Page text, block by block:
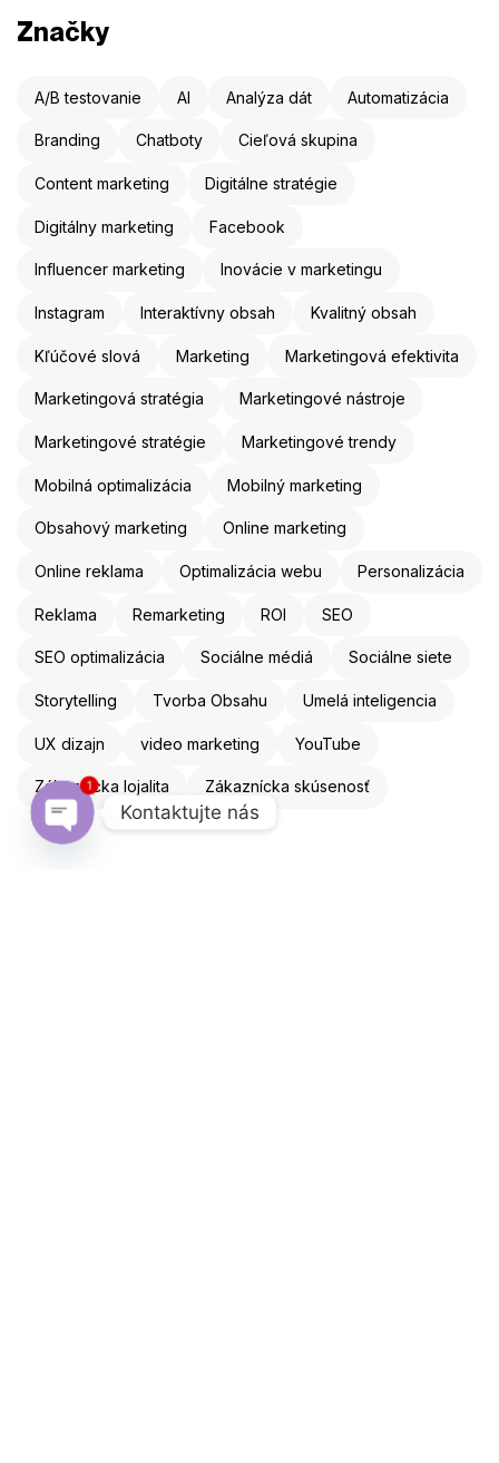
Značky
A/B testovanie AI Analýza dát Automatizácia
Branding Chatboty Cieľová skupina
Content marketing Digitálne stratégie
Digitálny marketing Facebook
Influencer marketing Inovácie v marketingu
Instagram Interaktívny obsah Kvalitný obsah
Kľúčové slová Marketing Marketingová efektivita
Marketingová stratégia Marketingové nástroje
Marketingové stratégie Marketingové trendy
Mobilná optimalizácia Mobilný marketing
Obsahový marketing Online marketing
Online reklama Optimalizácia webu Personalizácia
Reklama Remarketing ROI SEO
SEO optimalizácia Sociálne médiá Sociálne siete
Storytelling Tvorba Obsahu Umelá inteligencia
UX dizajn video marketing YouTube
Zákaznícka lojalita Zákaznícka skúsenosť
Kontaktujte nás
1